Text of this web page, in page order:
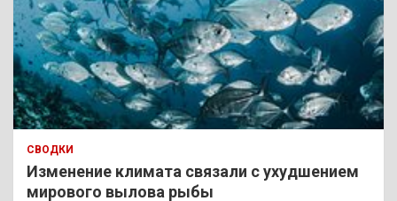
СВОДКИ
Изменение климата связали с ухудшением
мирового вылова рыбы